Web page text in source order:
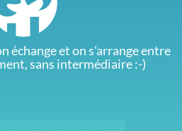
échange et on s'arrange entre
sans intermédiaire :-)